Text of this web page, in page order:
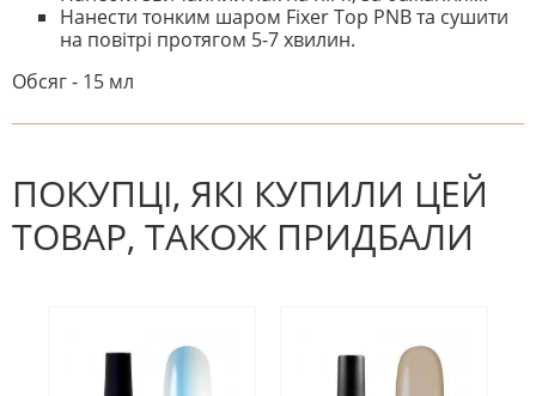
Нанести тонким шаром Fixer Top PNB та сушити
на повітрі протягом 5-7 хвилин.
Обсяг - 15 мл
На даний час немає відгуків. Ви
ПОКУПЦІ, ЯКІ КУПИЛИ ЦЕЙ
ТОВАР, ТАКОЖ ПРИДБАЛИ